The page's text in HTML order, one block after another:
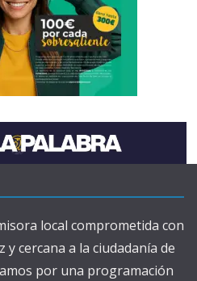
local comprometida con
cercana a la ciudadanía de
por una programación